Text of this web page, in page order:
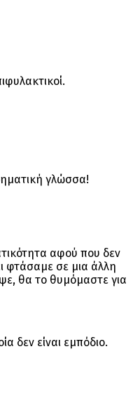
γλώσσα!
αφού που δεν
φτάσαμε σε μια άλλη
θα το θυμόμαστε για
δεν είναι εμπόδιο.